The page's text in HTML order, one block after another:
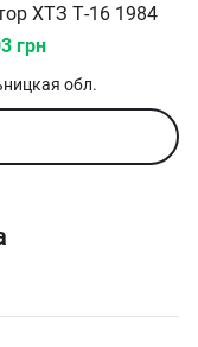
ХТЗ Т-16 1984
грн
обл.